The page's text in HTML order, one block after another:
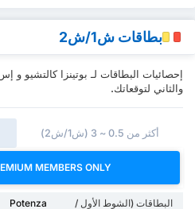
بطاقات ش1/ش2
والثاني لتوقعاتك.
أكثر من 0.5 ~ 3 (ش1/ش2)
MEMBERS ONLY
البطاقات (الشوط الأول /
Potenza